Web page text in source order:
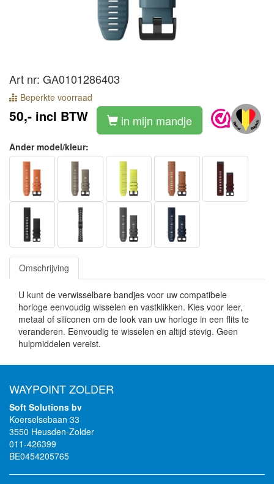
Art nr: GA0101286403
Beperkte voorraad
50,- incl BTW in mijn mandje
Ander model/kleur:
Omschrijving
U kunt de verwisselbare bandjes voor uw compatibele
horloge eenvoudig wisselen en vastklikken. Kies voor leer,
metaal of siliconen om de look van uw horloge in een flits te
veranderen. Eenvoudig te wisselen en altijd stevig. Geen
hulpmiddelen vereist.
WAYPOINT ZOLDER
Soft Solutions bv
Koerselsebaan 33
3550 Heusden-Zolder
011-426399
BE0454205765